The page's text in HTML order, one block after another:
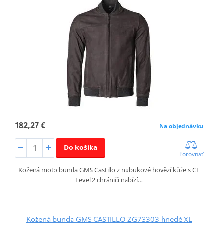
182,27 € Na objednávku
Do košíka
Porovnať
Kožená moto bunda GMS Castillo z nubukové hovězí kůže s CE
Level 2 chrániči nabízí…
Kožená bunda GMS CASTILLO ZG73303 hnedé XL